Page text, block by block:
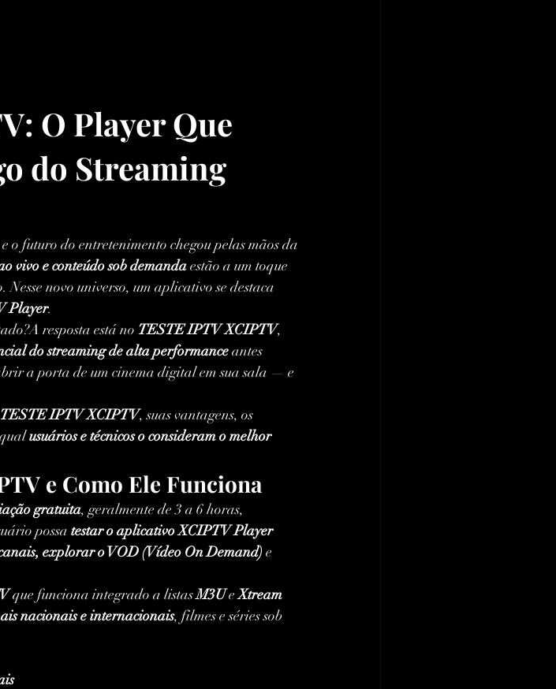
O Player Que
do Streaming
o futuro do entretenimento chegou pelas mãos da
vivo e conteúdo sob demanda estão a um toque
novo universo, um aplicativo se destaca
Player.
resposta está no TESTE IPTV XCIPTV,
do streaming de alta performance antes
a porta de um cinema digital em sua sala — e
TESTE IPTV XCIPTV, suas vantagens, os
usuários e técnicos o consideram o melhor
e Como Ele Funciona
gratuita, geralmente de 3 a 6 horas,
possa testar o aplicativo XCIPTV Player
explorar o VOD (Vídeo On Demand) e
que funciona integrado a listas M3U e Xtream
nacionais e internacionais, filmes e séries sob